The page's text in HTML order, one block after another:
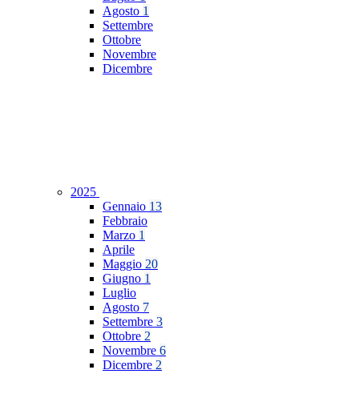
Agosto 1
Settembre
Ottobre
Novembre
Dicembre
2025
Gennaio 13
Febbraio
Marzo 1
Aprile
Maggio 20
Giugno 1
Luglio
Agosto 7
Settembre 3
Ottobre 2
Novembre 6
Dicembre 2